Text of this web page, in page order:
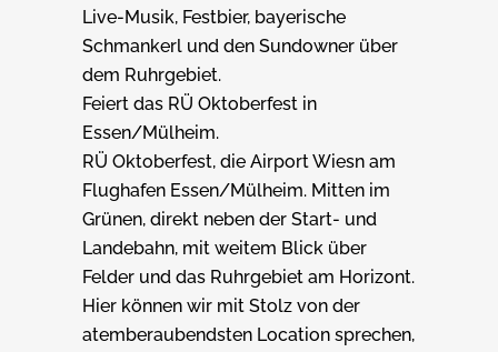
Live-Musik, Festbier, bayerische
Schmankerl und den Sundowner über
dem Ruhrgebiet.
Feiert das RÜ Oktoberfest in
Essen/Mülheim.
RÜ Oktoberfest, die Airport Wiesn am
Flughafen Essen/Mülheim. Mitten im
Grünen, direkt neben der Start- und
Landebahn, mit weitem Blick über
Felder und das Ruhrgebiet am Horizont.
Hier können wir mit Stolz von der
atemberaubendsten Location sprechen,